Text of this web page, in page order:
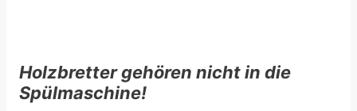
Holzbretter gehören nicht in die
Spülmaschine!